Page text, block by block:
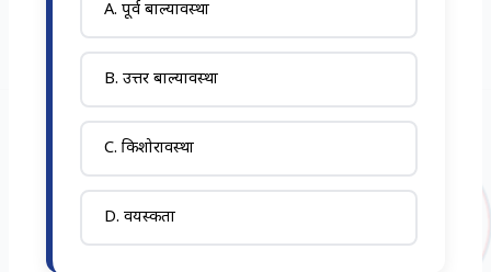
A. पूर्व बाल्यावस्था
B. उत्तर बाल्यावस्था
C. किशोरावस्था
D. वयस्कता